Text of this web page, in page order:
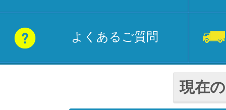
よくあるご質問
現在